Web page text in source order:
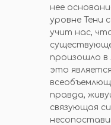
нее
уровне Тени
учит нас,
произошло в
это
правда,
связующая